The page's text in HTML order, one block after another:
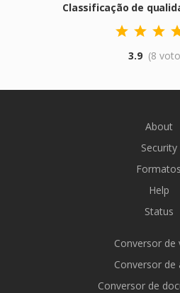
Classificação de
3.9 (8
About
Security
Formatos
Help
Status
Conversor de
Conversor de
Conversor de